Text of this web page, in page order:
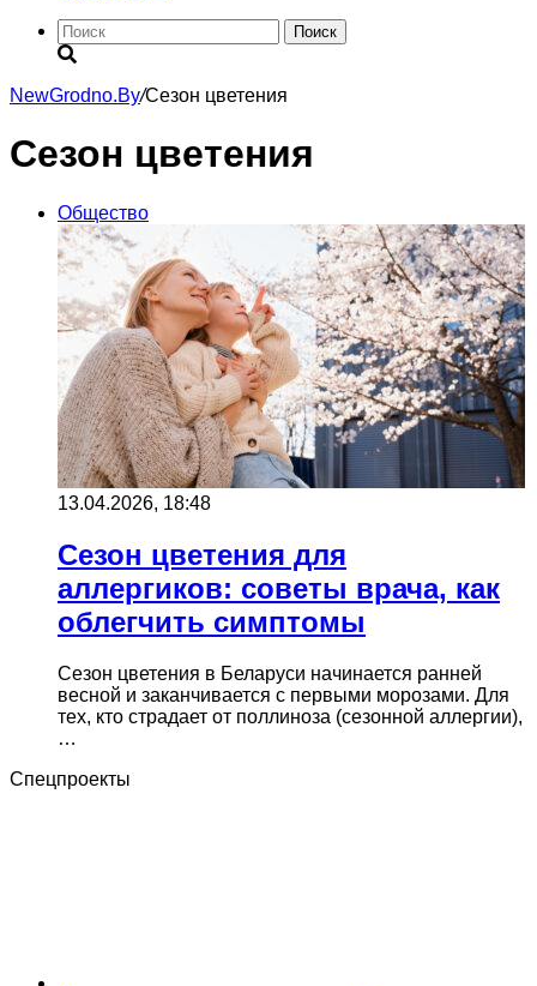
Поиск
NewGrodno.By/Сезон цветения
Сезон цветения
Общество
13.04.2026, 18:48
Сезон цветения для
аллергиков: советы врача, как
облегчить симптомы
Сезон цветения в Беларуси начинается ранней
весной и заканчивается с первыми морозами. Для
тех, кто страдает от поллиноза (сезонной аллергии),
…
Спецпроекты